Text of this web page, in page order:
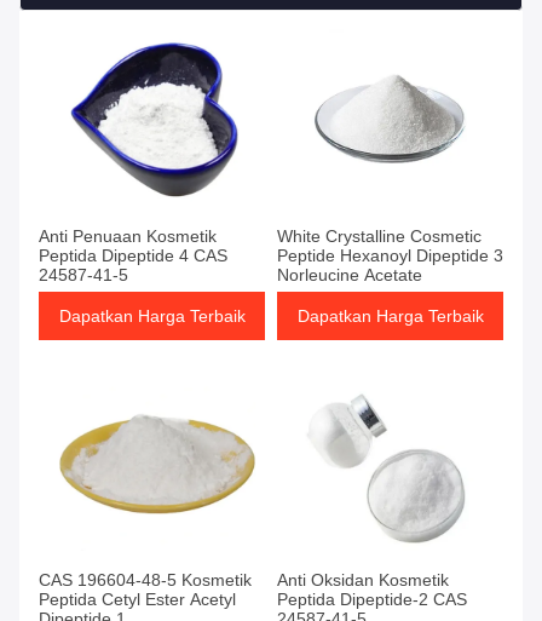
11 Produk
Anti Penuaan Kosmetik
Peptida Dipeptide 4 CAS
24587-41-5
Dapatkan Harga Terbaik
White Crystalline Cosmetic
Peptide Hexanoyl Dipeptide 3
Norleucine Acetate
Dapatkan Harga Terbaik
CAS 196604-48-5 Kosmetik
Peptida Cetyl Ester Acetyl
Anti Oksidan Kosmetik
Peptida Dipeptide-2 CAS